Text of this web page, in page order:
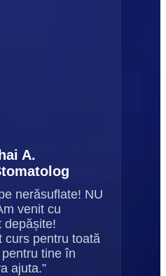
nerăsuflate! NU
venit cu
depășite!
curs pentru toată
tine în
ajuta.”
A.